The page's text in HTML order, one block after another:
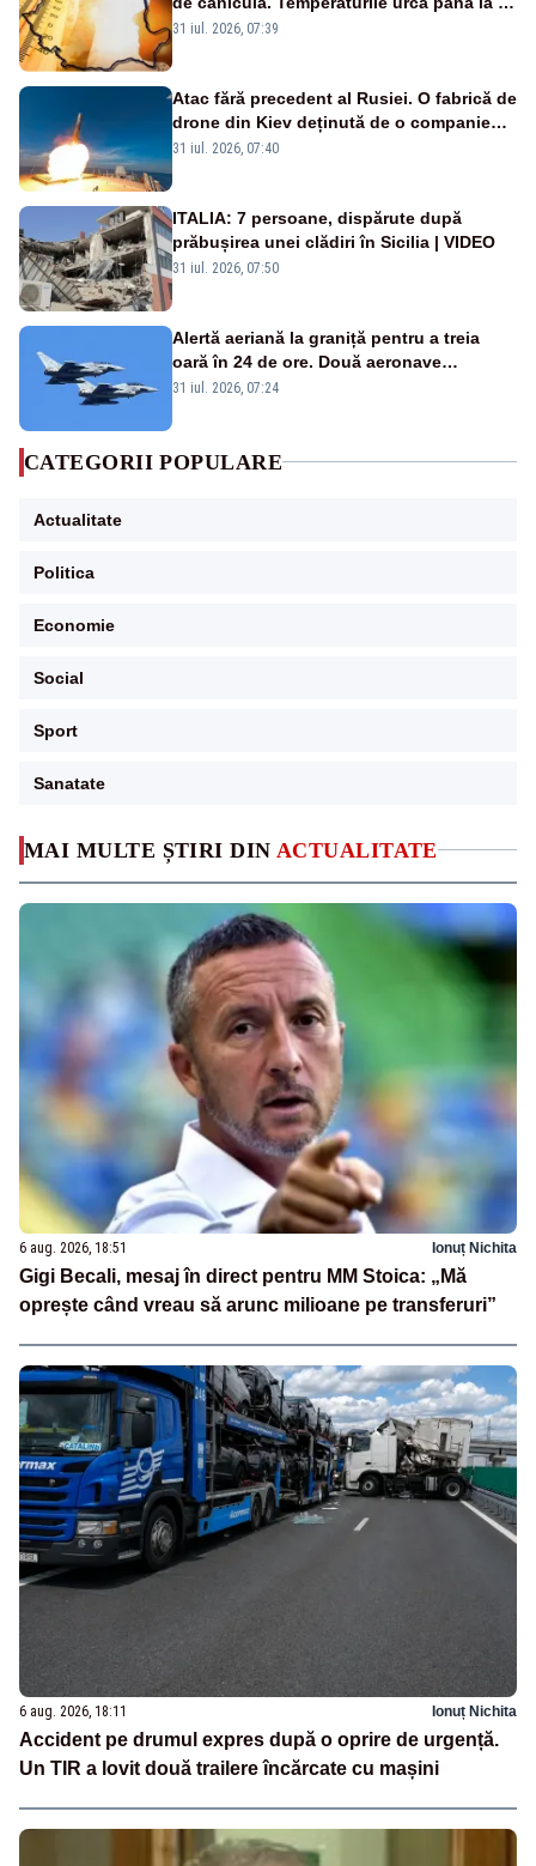
MAI MULTE ȘTIRI DIN ACTUALITATE
6 aug. 2026, 18:51 Ionuț Nichita
Gigi Becali, mesaj în direct pentru MM Stoica: „Mă
oprește când vreau să arunc milioane pe transferuri”
6 aug. 2026, 18:11 Ionuț Nichita
Accident pe drumul expres după o oprire de urgență.
Un TIR a lovit două trailere încărcate cu mașini
de grade, iar nopțile devin tropicale
31 iul. 2026, 07:39
Atac fără precedent al Rusiei. O fabrică de
drone din Kiev deținută de o companie
americană, distrusă de o rachetă
31 iul. 2026, 07:40
ITALIA: 7 persoane, dispărute după
prăbușirea unei clădiri în Sicilia | VIDEO
31 iul. 2026, 07:50
Alertă aeriană la graniță pentru a treia
oară în 24 de ore. Două aeronave
Eurofighter britanice au fost ridicate de la
31 iul. 2026, 07:24
CATEGORII POPULARE
Actualitate
Politica
Economie
Social
Sport
Sanatate